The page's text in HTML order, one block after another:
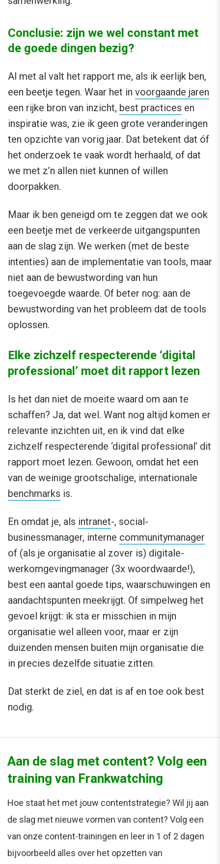
Conclusie: zijn we wel constant met
de goede dingen bezig?
Al met al valt het rapport me, als ik eerlijk ben,
een beetje tegen. Waar het in voorgaande jaren
een rijke bron van inzicht, best practices en
inspiratie was, zie ik geen grote veranderingen
ten opzichte van vorig jaar. Dat betekent dat óf
het onderzoek te vaak wordt herhaald, of dat
we met z’n allen niet kunnen of willen
doorpakken.
Maar ik ben geneigd om te zeggen dat we ook
een beetje met de verkeerde uitgangspunten
aan de slag zijn. We werken (met de beste
intenties) aan de implementatie van tools, maar
niet aan de bewustwording van hun
toegevoegde waarde. Of beter nog: aan de
bewustwording van het probleem dat de tools
oplossen.
Elke zichzelf respecterende ‘digital
professional’ moet dit rapport lezen
Is het dan niet de moeite waard om aan te
schaffen? Ja, dat wel. Want nog altijd komen er
relevante inzichten uit, en ik vind dat elke
zichzelf respecterende ‘digital professional’ dit
rapport moet lezen. Gewoon, omdat het een
van de weinige grootschalige, internationale
benchmarks is.
En omdat je, als intranet-, social-
businessmanager, interne communitymanager
of (als je organisatie al zover is) digitale-
werkomgevingmanager (3x woordwaarde!),
best een aantal goede tips, waarschuwingen en
aandachtspunten meekrijgt. Of simpelweg het
gevoel krijgt: ik sta er misschien in mijn
organisatie wel alleen voor, maar er zijn
duizenden mensen buiten mijn organisatie die
in precies dezelfde situatie zitten.
Dat sterkt de ziel, en dat is af en toe ook best
nodig.
Aan de slag met content? Volg een
training van Frankwatching
Hoe staat het met jouw contentstrategie? Wil jij aan
de slag met nieuwe vormen van content? Volg een
van onze content-trainingen en leer in 1 of 2 dagen
bijvoorbeeld alles over het opzetten van